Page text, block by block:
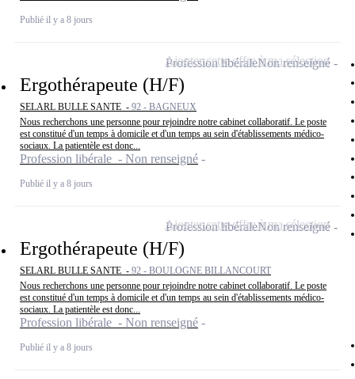
Publié il y a 8 jours
Ergothérapeute (H/F)
SELARL BULLE SANTE - 92 - BAGNEUX
Nous recherchons une personne pour rejoindre notre cabinet collaboratif. Le poste
est constitué d'un temps à domicile et d'un temps au sein d'établissements médico-
sociaux. La patientèle est donc...
Profession libérale - Non renseigné
Publié il y a 8 jours
Profession libéraleNon renseigné
Ajouter cette offre à ma sélection
Ergothérapeute (H/F)
SELARL BULLE SANTE - 92 - BOULOGNE BILLANCOURT
Nous recherchons une personne pour rejoindre notre cabinet collaboratif. Le poste
est constitué d'un temps à domicile et d'un temps au sein d'établissements médico-
sociaux. La patientèle est donc...
Profession libérale - Non renseigné
Publié il y a 8 jours
Profession libéraleNon renseigné
Ajouter cette offre à ma sélection